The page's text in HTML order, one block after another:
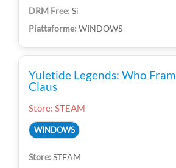
Sì
WINDOWS
Yuletide Legends: Who
Claus
Store: STEAM
WINDOWS
STEAM